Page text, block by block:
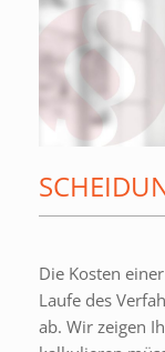
Die Kosten
Laufe des
ab. Wir zeigen